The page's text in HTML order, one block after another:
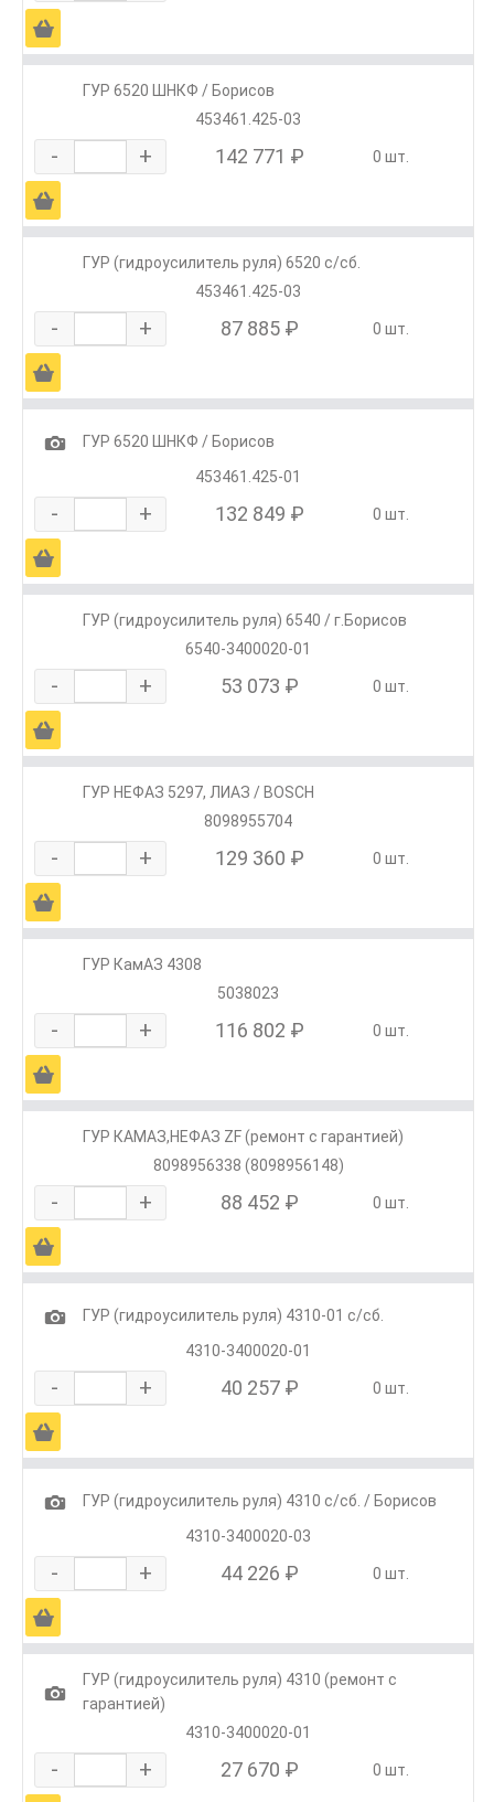
Ä
ГУР 6520 ШНКФ / Борисов
453461.425-03
- + 142 771 ₽ 0 шт.
Ä
ГУР (гидроусилитель руля) 6520 с/сб.
453461.425-03
- + 87 885 ₽ 0 шт.
Ä
1
ГУР 6520 ШНКФ / Борисов
453461.425-01
- + 132 849 ₽ 0 шт.
Ä
ГУР (гидроусилитель руля) 6540 / г.Борисов
6540-3400020-01
- + 53 073 ₽ 0 шт.
Ä
ГУР НЕФАЗ 5297, ЛИАЗ / BOSCH
8098955704
- + 129 360 ₽ 0 шт.
Ä
ГУР КамАЗ 4308
5038023
- + 116 802 ₽ 0 шт.
Ä
ГУР КАМАЗ,НЕФАЗ ZF (ремонт с гарантией)
8098956338 (8098956148)
- + 88 452 ₽ 0 шт.
Ä
1
ГУР (гидроусилитель руля) 4310-01 с/сб.
4310-3400020-01
- + 40 257 ₽ 0 шт.
Ä
1
ГУР (гидроусилитель руля) 4310 с/сб. / Борисов
4310-3400020-03
- + 44 226 ₽ 0 шт.
Ä
1
ГУР (гидроусилитель руля) 4310 (ремонт с
гарантией)
4310-3400020-01
- + 27 670 ₽ 0 шт.